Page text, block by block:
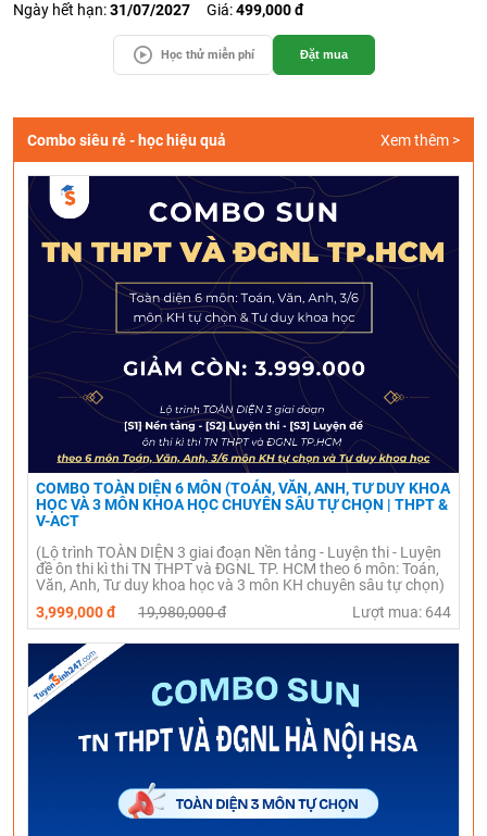
Ngày hết hạn:31/07/2027 Giá:499,000 đ
Học thử miễn phí Đặt mua
Combo siêu rẻ - học hiệu quả Xem thêm >
COMBO TOÀN DIỆN 6 MÔN (TOÁN, VĂN, ANH, TƯ DUY KHOA
HỌC VÀ 3 MÔN KHOA HỌC CHUYÊN SÂU TỰ CHỌN | THPT &
V-ACT
(Lộ trình TOÀN DIỆN 3 giai đoạn Nền tảng - Luyện thi - Luyện
đề ôn thi kì thi TN THPT và ĐGNL TP. HCM theo 6 môn: Toán,
Văn, Anh, Tư duy khoa học và 3 môn KH chuyên sâu tự chọn)
3,999,000 đ
19,980,000 đ Lượt mua: 644